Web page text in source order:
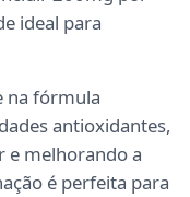
ideal para
na fórmula
antioxidantes,
e melhorando a
é perfeita para